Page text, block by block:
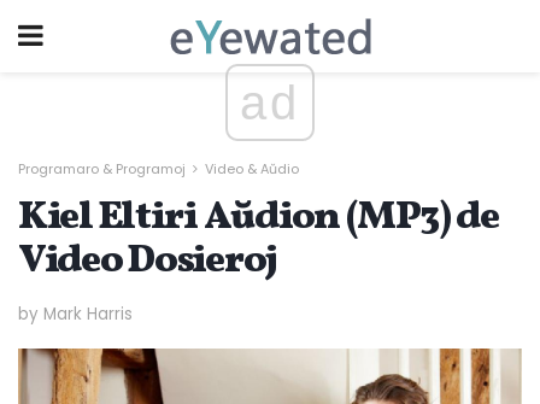
ad
Programaro & Programoj Video & Aŭdio
Kiel Eltiri Aŭdion (MP3) de
Video Dosieroj
by Mark Harris